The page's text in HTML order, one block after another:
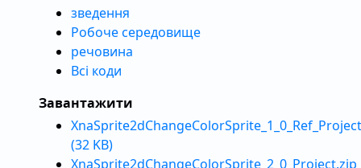
зведення
Робоче середовище
речовина
Всі коди
Завантажити
(32 KB)
XnaSprite2dChangeColorSprite_2_0_Project.zip